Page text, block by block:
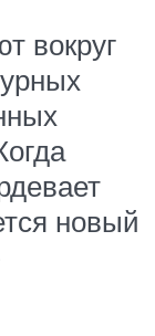
вокруг
новый